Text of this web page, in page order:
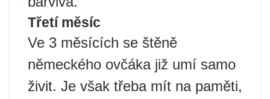
Třetí měsíc
Ve 3 měsících se štěně
německého ovčáka již umí samo
živit. Je však třeba mít na paměti,